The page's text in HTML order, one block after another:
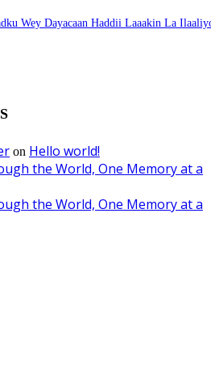
Wey Dayacaan Haddii Laaakin La
on Hello world!
the World, One Memory at a
the World, One Memory at a